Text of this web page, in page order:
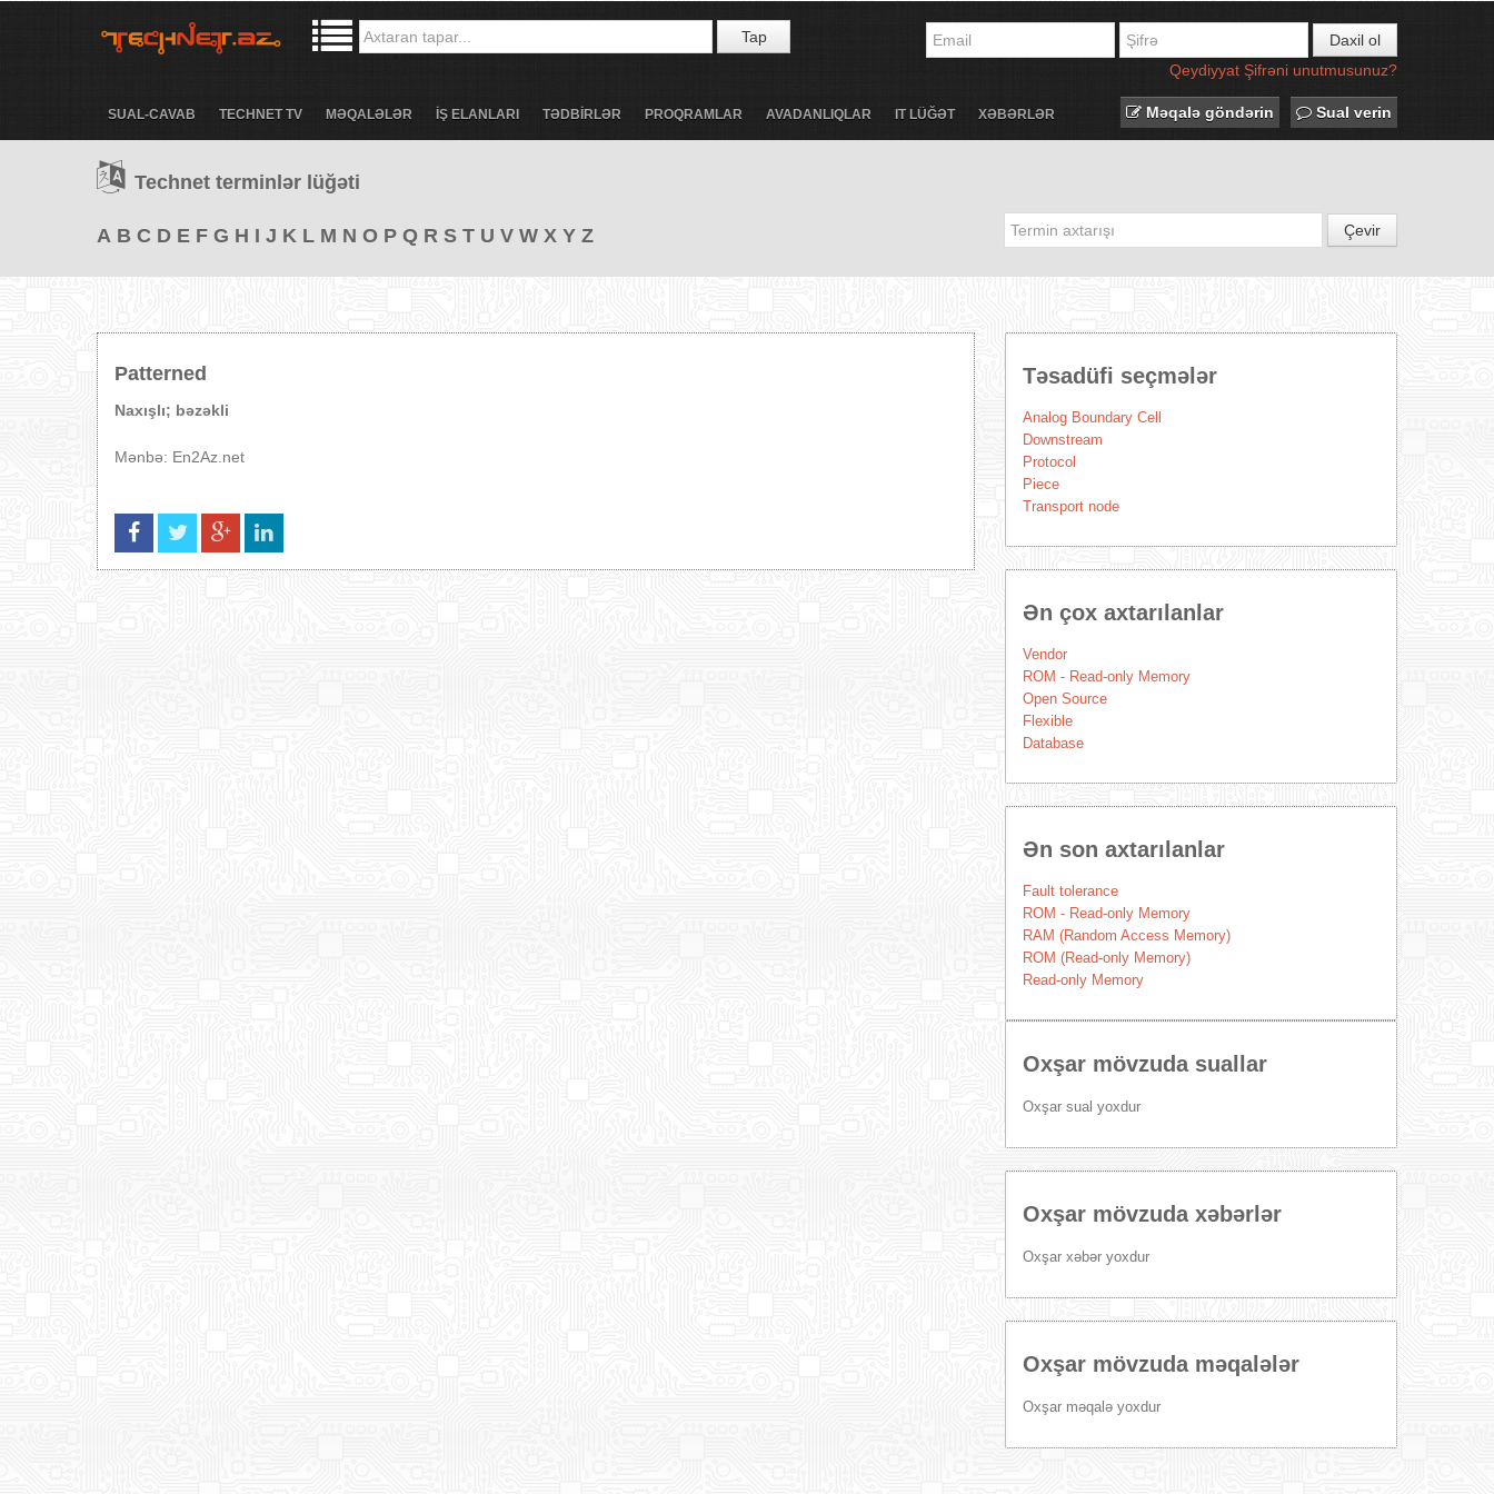
Tap
Daxil ol
Qeydiyyat Şifrəni unutmusunuz?
SUAL-CAVAB TECHNET TV MƏQALƏLƏR İŞ ELANLARI TƏDBİRLƏR PROQRAMLAR AVADANLIQLAR IT LÜĞƏT XƏBƏRLƏR Məqalə göndərin Sual verin
Technet terminlər lüğəti
A B C D E F G H I J K L M N O P Q R S T U V W X Y Z Çevir
Patterned
Naxışlı; bəzəkli
Mənbə: En2Az.net
Təsadüfi seçmələr
Analog Boundary Cell
Downstream
Protocol
Piece
Transport node
Ən çox axtarılanlar
Vendor
ROM - Read-only Memory
Open Source
Flexible
Database
Ən son axtarılanlar
Fault tolerance
ROM - Read-only Memory
RAM (Random Access Memory)
ROM (Read-only Memory)
Read-only Memory
Oxşar mövzuda suallar
Oxşar sual yoxdur
Oxşar mövzuda xəbərlər
Oxşar xəbər yoxdur
Oxşar mövzuda məqalələr
Oxşar məqalə yoxdur